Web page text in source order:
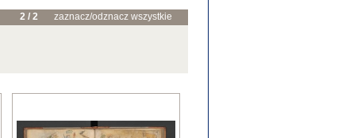
2 / 2 zaznacz/odznacz wszystkie